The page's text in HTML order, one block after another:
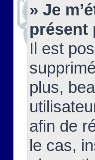
» Je
présent
Il est
plus,
afin de
le cas,